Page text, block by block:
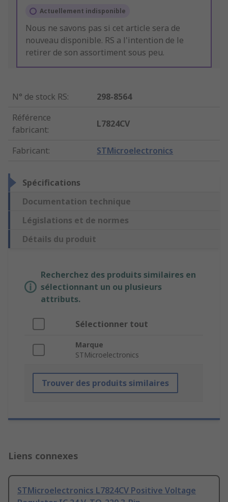
Actuellement indisponible
Nous ne savons pas si cet article sera de
nouveau disponible. RS a l'intention de le
retirer de son assortiment sous peu.
N° de stock RS:
298-8564
Référence
fabricant:
L7824CV
Fabricant: STMicroelectronics
Spécifications
Documentation technique
Législations et de normes
Détails du produit
Recherchez des produits similaires en
sélectionnant un ou plusieurs
attributs.
Sélectionner tout
Marque
STMicroelectronics
Trouver des produits similaires
Liens connexes
STMicroelectronics L7824CV Positive Voltage